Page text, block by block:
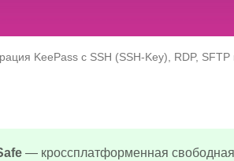
KeePass с SSH (SSH-Key), RDP, SFTP
— кроссплатформенная